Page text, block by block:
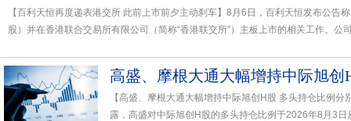
【百利天恒再度递表港交所 此前上市前夕主动刹车】8月6日，百利天恒发布公告
股）并在香港联合交易所有限公司（简称“香港联交所”）主板上市的相关工作。公
【高盛、摩根大通大幅增持中际旭创H股 多头持仓比例
露，高盛对中际旭创H股的多头持仓比例于2026年8月3日